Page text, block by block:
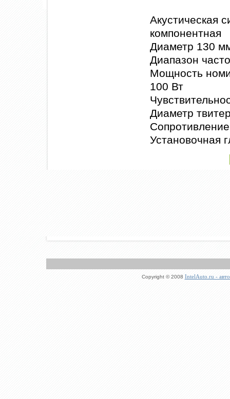
Акустическая
компонентная
Диаметр 130
Диапазон
Мощность
100 Вт
Диаметр
Установочная
Copyright © 2008 IntelAuto.ru -